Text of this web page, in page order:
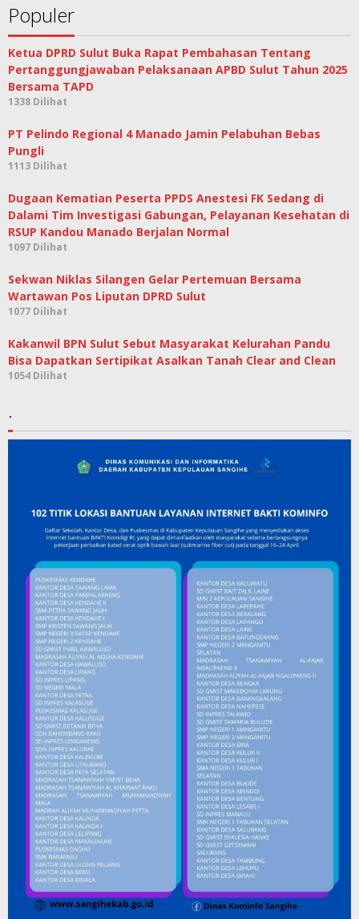
Populer
Ketua DPRD Sulut Buka Rapat Pembahasan Tentang
Pertanggungjawaban Pelaksanaan APBD Sulut Tahun 2025
Bersama TAPD
1338 Dilihat
PT Pelindo Regional 4 Manado Jamin Pelabuhan Bebas
Pungli
1113 Dilihat
Dugaan Kematian Peserta PPDS Anestesi FK Sedang di
Dalami Tim Investigasi Gabungan, Pelayanan Kesehatan di
RSUP Kandou Manado Berjalan Normal
1097 Dilihat
Sekwan Niklas Silangen Gelar Pertemuan Bersama
Wartawan Pos Liputan DPRD Sulut
1077 Dilihat
Kakanwil BPN Sulut Sebut Masyarakat Kelurahan Pandu
Bisa Dapatkan Sertipikat Asalkan Tanah Clear and Clean
1054 Dilihat
.